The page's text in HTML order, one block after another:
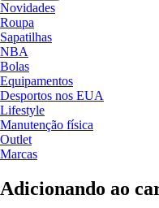
Novidades
Roupa
Sapatilhas
NBA
Bolas
Equipamentos
Desportos nos EUA
Lifestyle
Manutenção física
Outlet
Marcas
Adicionando ao